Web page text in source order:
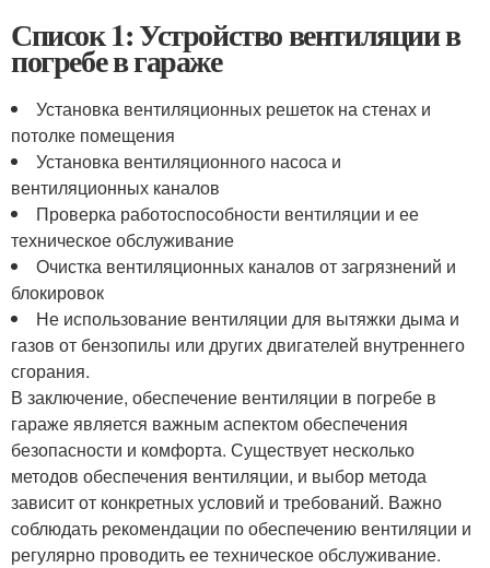
Список 1: Устройство вентиляции в
погребе в гараже
Установка вентиляционных решеток на стенах и
потолке помещения
Установка вентиляционного насоса и
вентиляционных каналов
Проверка работоспособности вентиляции и ее
техническое обслуживание
Очистка вентиляционных каналов от загрязнений и
блокировок
Не использование вентиляции для вытяжки дыма и
газов от бензопилы или других двигателей внутреннего
сгорания.
В заключение, обеспечение вентиляции в погребе в
гараже является важным аспектом обеспечения
безопасности и комфорта. Существует несколько
методов обеспечения вентиляции, и выбор метода
зависит от конкретных условий и требований. Важно
соблюдать рекомендации по обеспечению вентиляции и
регулярно проводить ее техническое обслуживание.